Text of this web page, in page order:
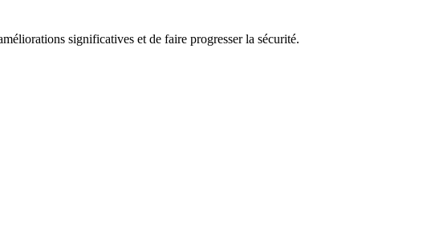
significatives et de faire progresser la sécurité.